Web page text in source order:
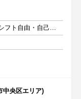
週1日以上 1日6時間以上 シフト自由・自己申告
中央区エリア)